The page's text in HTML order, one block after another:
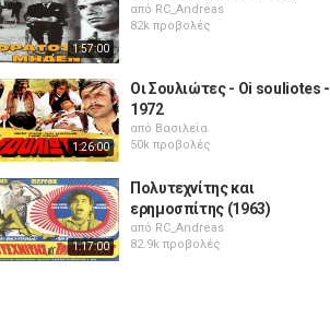
1:57:00
από RC_Andreas
82k προβολές
1:26:00
Οι Σουλιώτες - Oi souliotes -
1972
από Βασιλεία
50k προβολές
1:17:00
Πολυτεχνίτης και
ερημοσπίτης (1963)
από RC_Andreas
82.9k προβολές